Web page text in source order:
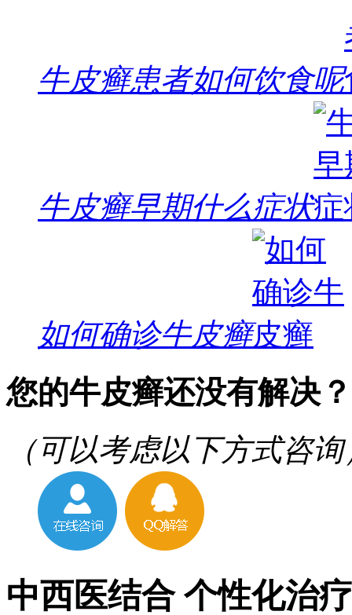
牛皮癣患者如何饮食呢
牛皮癣早期什么症状
如何确诊牛皮癣
您的牛皮癣还没有解决？
（可以考虑以下方式咨询
中西医结合 个性化治